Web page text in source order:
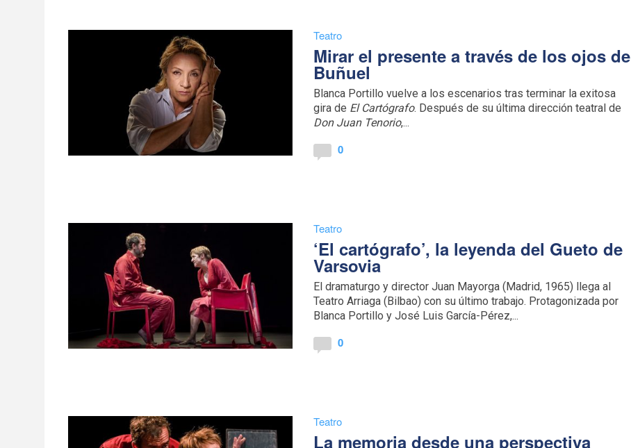
Teatro
Mirar el presente a través de los ojos de
Buñuel
Blanca Portillo vuelve a los escenarios tras terminar la exitosa
gira de El Cartógrafo. Después de su última dirección teatral de
Don Juan Tenorio,...
0
Teatro
‘El cartógrafo’, la leyenda del Gueto de
Varsovia
El dramaturgo y director Juan Mayorga (Madrid, 1965) llega al
Teatro Arriaga (Bilbao) con su último trabajo. Protagonizada por
Blanca Portillo y José Luis García-Pérez,...
0
Teatro
La memoria desde una perspectiva